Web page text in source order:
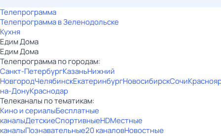
Телепрограмма
Телепрограмма в Зеленодольске
Кухня
Едим Дома
Едим Дома
Телепрограмма по городам:
Санкт-ПетербургКазаньНижний
НовгородЧелябинскЕкатеринбургНовосибирскСочи
на-ДонуКраснодар
Телеканалы по тематикам:
Кино и сериалыБесплатные
каналыДетскиеСпортивныеHDМестные
каналыПознавательные20 каналовНовостные